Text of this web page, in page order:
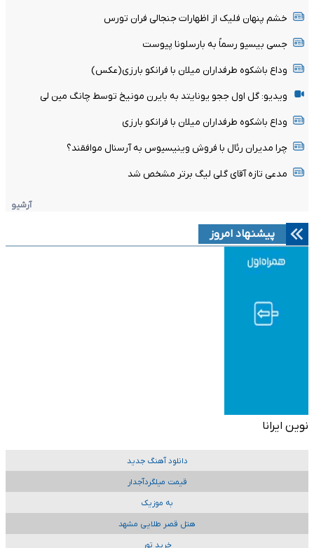
خشم پنهان فلیک از اظهارات جنجالی فران تورس
جسی بیسیو رسماً به بارسلونا پیوست
وداع باشکوه طرفداران میلان با فرانکو بارزی(عکس)
ویدیو: گل اول ججو یونایتد به بایرن مونیخ توسط چانگ مین لی
وداع باشکوه طرفداران میلان با فرانکو بارزی
چرا مدیران رئال با فروش وینیسیوس به آرسنال موافقند؟
مدعی تازه آقای گلی لیگ برتر مشخص شد
آرشیو
پیشنهاد امروز
نوین ایرانا
دانلود آهنگ جدید
قیمت میلگردآجدار
به موزیک
هتل قصر طلایی مشهد
خرید تور